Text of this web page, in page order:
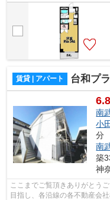
様へ提供しております！最新
賃貸 | アパート 台和プ
南
小
分
南
築
神
ここまでご覧頂きありがとう
目指し、各沿線の各不動産会